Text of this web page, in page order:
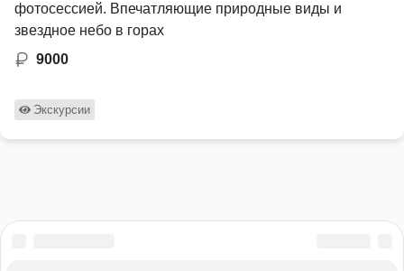
фотосессией. Впечатляющие природные виды и
звездное небо в горах
9000
Экскурсии